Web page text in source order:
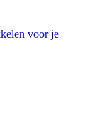
voor je